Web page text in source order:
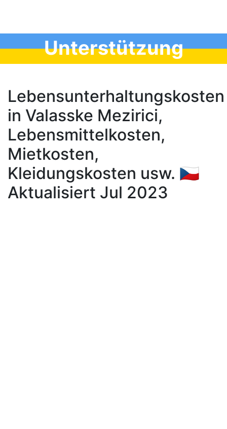
Unterstützung
Lebensunterhaltungskosten
in Valasske Mezirici,
Lebensmittelkosten,
Mietkosten,
Kleidungskosten usw. 🇨🇿
Aktualisiert Jul 2023